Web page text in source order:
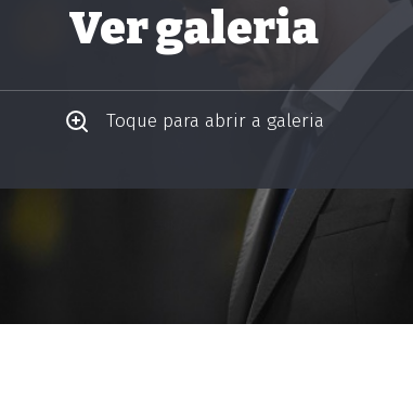
Ver galeria
Toque para abrir a galeria